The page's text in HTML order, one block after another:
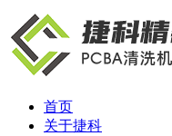
首页
关于捷科